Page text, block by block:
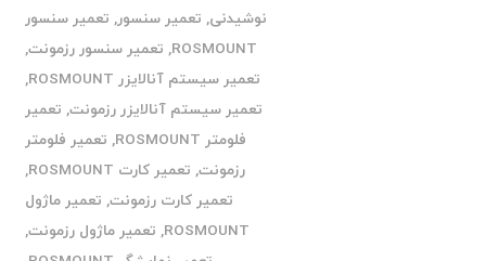
نوشیدنی, تعمیر سنسور, تعمیر سنسور
ROSMOUNT
, تعمیر سنسور رزمونت,
تعمیر سیستم آنالایزر ROSMOUNT
,
تعمیر سیستم آنالایزر رزمونت, تعمیر
فلومتر ROSMOUNT
, تعمیر فلومتر
رزمونت, تعمیر کارت ROSMOUNT
,
تعمیر کارت رزمونت, تعمیر ماژول
ROSMOUNT
, تعمیر ماژول رزمونت,